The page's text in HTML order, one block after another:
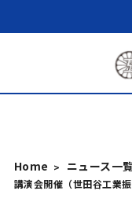
Home ニュース一
講演会開催（世田谷工業